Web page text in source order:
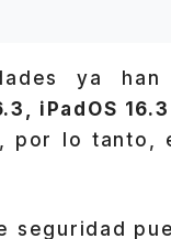
ya
iPadOS
lo tanto,
seguridad